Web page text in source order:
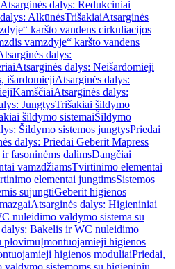
Atsarginės dalys: Redukciniai
AlkūnėsTrišakiaiAtsarginės
karšto vandens cirkuliacijos
vamzdyje“ karšto vandens
dalys:
Atsarginės dalys: Neišardomieji
išardomiejiAtsarginės dalys:
KamščiaiAtsarginės dalys:
JungtysTrišakiai šildymo
šildymo sistemaiŠildymo
Šildymo sistemos jungtysPriedai
dalys: Priedai Geberit Mapress
fasoninėms dalimsDangčiai
vamzdžiamsTvirtinimo elementai
elementai jungtimsSistemos
sujungtiGeberit higienos
Atsarginės dalys: Higieniniai
nuleidimo valdymo sistema su
dalys: Bakelis ir WC nuleidimo
plovimuĮmontuojamieji higienos
higienos moduliaiPriedai,
sistemoms su higieniniu